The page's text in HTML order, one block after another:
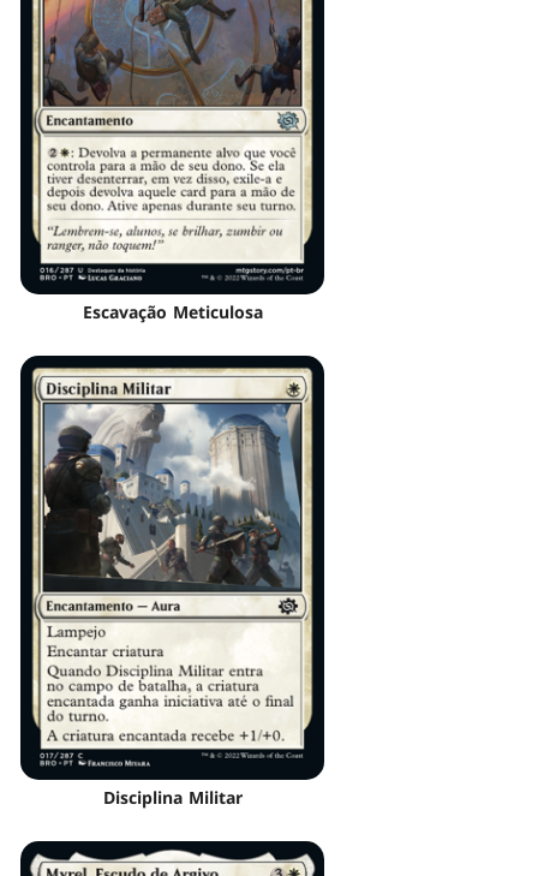
Escavação Meticulosa
Disciplina Militar